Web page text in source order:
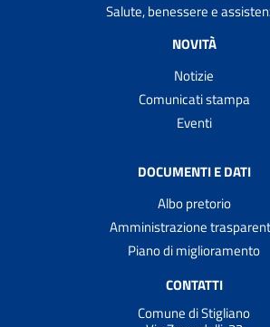
Salute, benessere e
NOVITÀ
Notizie
Comunicati stampa
Eventi
DOCUMENTI E DATI
Albo pretorio
Amministrazione
Piano di miglioramento
CONTATTI
Comune di Stigliano